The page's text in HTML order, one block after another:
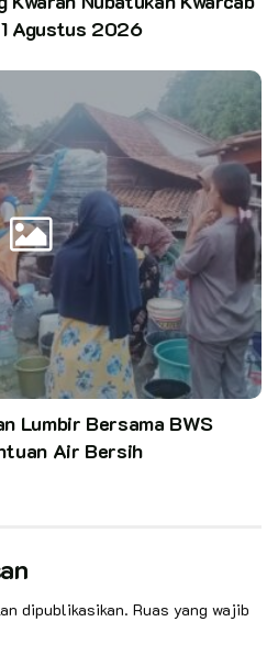
Agustus 2026
Lumbir Bersama BWS
Air Bersih
dipublikasikan. Ruas yang wajib